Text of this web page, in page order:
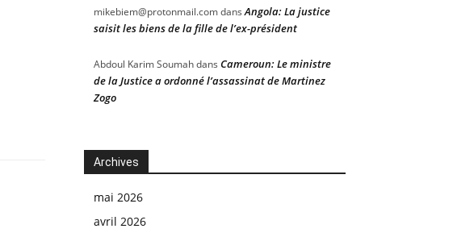
mikebiem@protonmail.comdansAngola: La justice
saisit les biens de la fille de l’ex-président
Abdoul Karim Soumahdans Cameroun: Le ministre
de la Justice a ordonné l’assassinat de Martinez
Zogo
Archives
mai 2026
avril 2026